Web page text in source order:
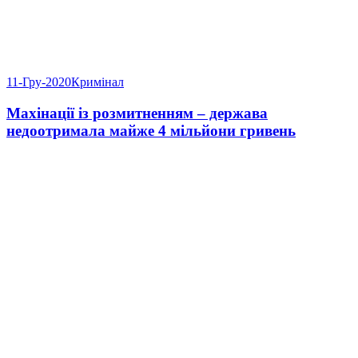
11-Гру-2020Кримінал
Махінації із розмитненням – держава
недоотримала майже 4 мільйони гривень